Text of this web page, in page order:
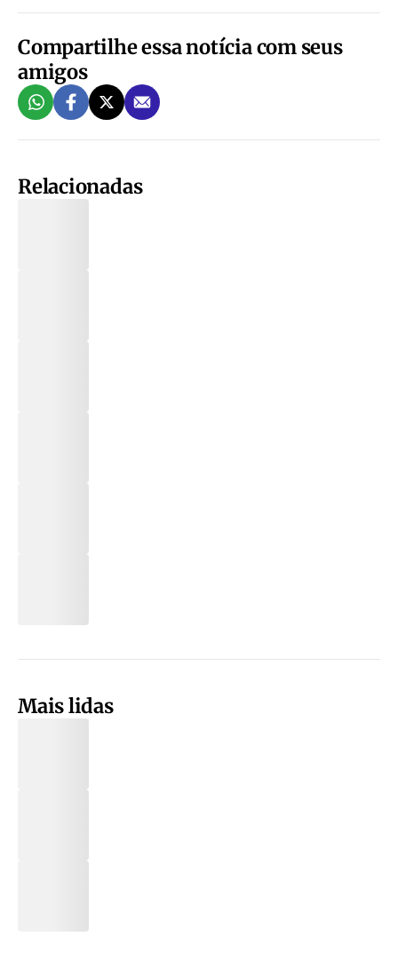
Compartilhe essa notícia com seus
amigos
Relacionadas
Mais lidas